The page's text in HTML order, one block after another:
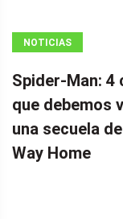
NOTICIAS
Spider-Man: 4
que debemos
una secuela
Way Home